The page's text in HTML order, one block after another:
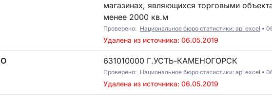
магазинах, являющихся торговыми
менее 2000 кв.м
Проверено: Национальное бюро статистики: api excel
Удалена из источника: 06.05.2019
631010000 Г.УСТЬ-КАМЕНОГОРСК
Проверено: Национальное бюро статистики: api excel
Удалена из источника: 06.05.2019